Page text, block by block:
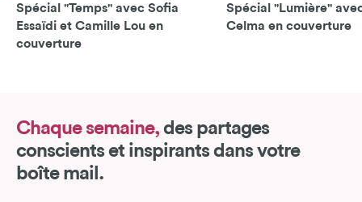
Spécial "Temps" avec Sofia
Essaïdi et Camille Lou en
couverture
Spécial "Lumière"
Celma en couverture
Chaque semaine, des partages
conscients et inspirants dans votre
boîte mail.